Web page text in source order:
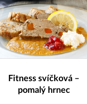
22. 1. 2018
Fitness svíčková –
pomalý hrnec